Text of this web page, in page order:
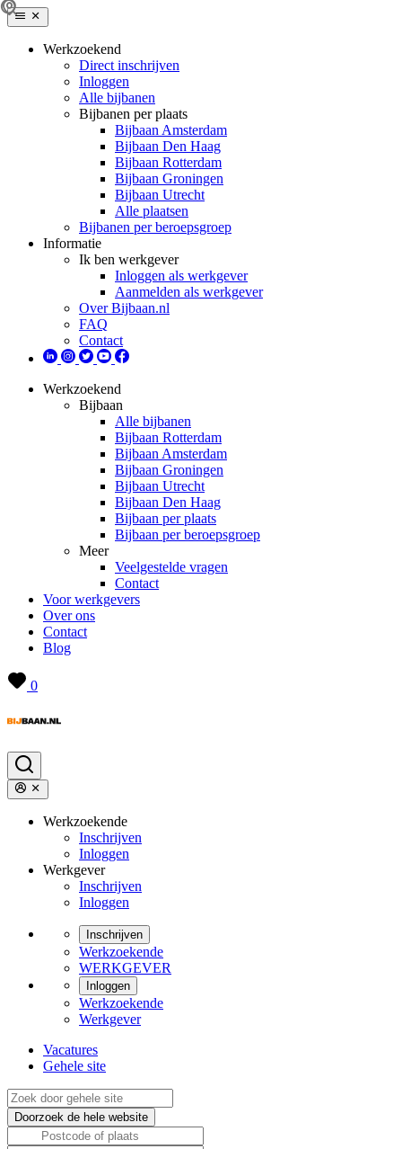
Werkzoekend
Direct inschrijven
Inloggen
Alle bijbanen
Bijbanen per plaats
Bijbaan Amsterdam
Bijbaan Den Haag
Bijbaan Rotterdam
Bijbaan Groningen
Bijbaan Utrecht
Alle plaatsen
Bijbanen per beroepsgroep
Informatie
Ik ben werkgever
Inloggen als werkgever
Aanmelden als werkgever
Over Bijbaan.nl
FAQ
Contact
Werkzoekend
Bijbaan
Alle bijbanen
Bijbaan Rotterdam
Bijbaan Amsterdam
Bijbaan Groningen
Bijbaan Utrecht
Bijbaan Den Haag
Bijbaan per plaats
Bijbaan per beroepsgroep
Meer
Veelgestelde vragen
Contact
Voor werkgevers
Over ons
Contact
Blog
0
Werkzoekende
Inschrijven
Inloggen
Werkgever
Inschrijven
Inloggen
Inschrijven
Werkzoekende
WERKGEVER
Inloggen
Werkzoekende
Werkgever
Vacatures
Gehele site